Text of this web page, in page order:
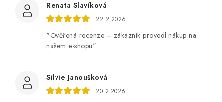
Renata Slavíková
22.2.2026
"Ověřená recenze – zákazník provedl nákup na
našem e-shopu"
Silvie Janoušková
20.2.2026